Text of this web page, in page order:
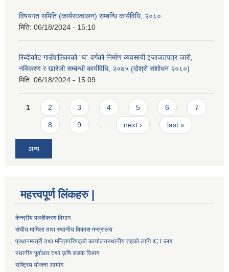
विषयगत समिति (कार्यसञ्चालन) सम्बन्धि कार्यविधि, २०८०
मिति: 06/18/2024 - 15:10
रिब्दीकोट गाउँपालिकाको “घ” वर्गको निर्माण व्यवसायी इजाजतपत्र जारी,
नविकरण र खारेजी सम्बन्धी कार्यविधि, २०७५ (दोश्रो संशोधन २०८०)
मिति: 06/18/2024 - 15:09
Pages
1 2 3 4 5 6 7
8 9 … next › last »
अन्य
महत्त्वपूर्ण लिंकहरु |
केन्द्रीय पञ्जीकरण विभाग
संघीय मामिला तथा स्थानीय विकास मन्त्रालय
प्रधानमन्त्री तथा मन्त्रिपरिषद्को कार्यालयस्थानीय तहको लागि ICT ब्लग
स्थानीय पूर्वाधार तथा कृषि सडक विभाग
राष्ट्रिय योजना आयोग